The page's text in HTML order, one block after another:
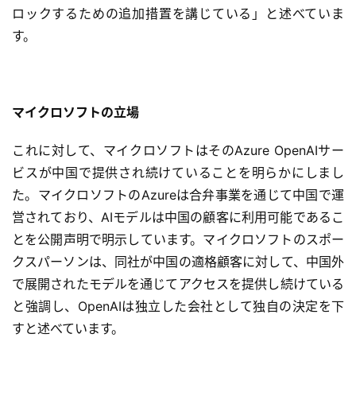
ロックするための追加措置を講じている」と述べていま
す。
マイクロソフトの立場
これに対して、マイクロソフトはそのAzure OpenAIサー
ビスが中国で提供され続けていることを明らかにしまし
た。マイクロソフトのAzureは合弁事業を通じて中国で運
営されており、AIモデルは中国の顧客に利用可能であるこ
とを公開声明で明示しています。マイクロソフトのスポー
クスパーソンは、同社が中国の適格顧客に対して、中国外
で展開されたモデルを通じてアクセスを提供し続けている
と強調し、OpenAIは独立した会社として独自の決定を下
すと述べています。